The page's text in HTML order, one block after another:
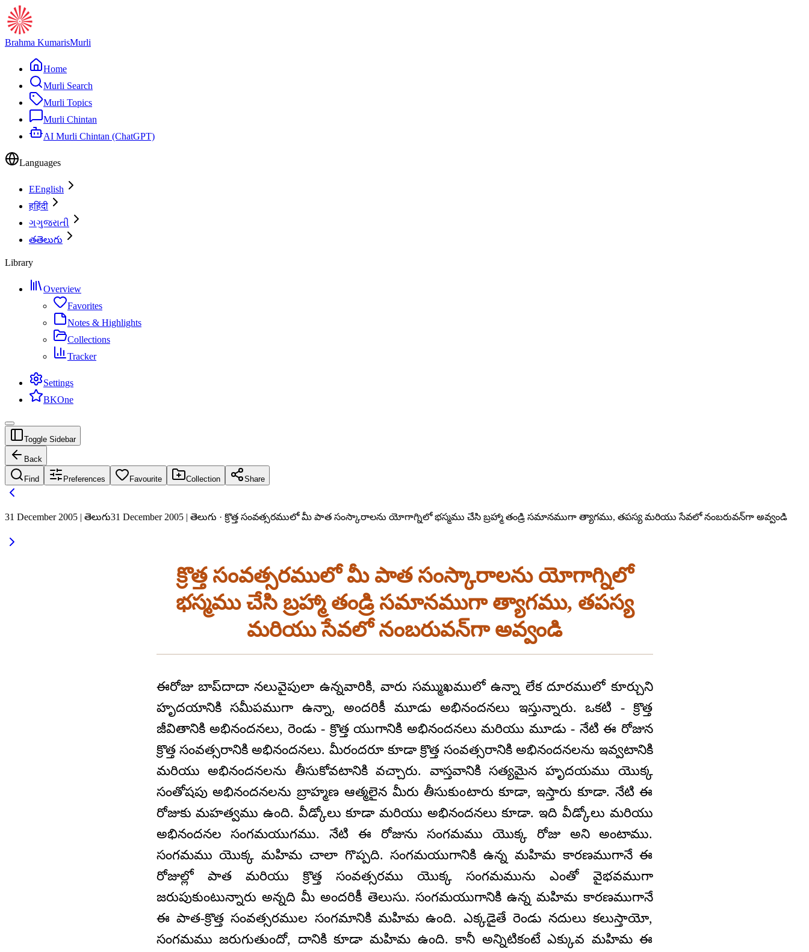
Brahma KumarisMurli
Home
Murli Search
Murli Topics
Murli Chintan
AI Murli Chintan (ChatGPT)
Languages
EEnglish
हहिंदी
ગગુજરાતી
తతెలుగు
Library
Overview
Favorites
Notes & Highlights
Collections
Tracker
Settings
BKOne
Toggle Sidebar
Back
Find Preferences Favourite Collection Share
31 December 2005 | తెలుగు31 December 2005 | తెలుగు · క్రొత్త సంవత్సరములో మీ పాత సంస్కారాలను యోగాగ్నిలో భస్మము చేసి బ్రహ్మా తండ్రి సమానముగా త్యాగము, తపస్య మరియు సేవలో నంబరువన్‌గా అవ్వండి
క్రొత్త సంవత్సరములో మీ పాత సంస్కారాలను యోగాగ్నిలో
భస్మము చేసి బ్రహ్మా తండ్రి సమానముగా త్యాగము, తపస్య
మరియు సేవలో నంబరువన్‌గా అవ్వండి
ఈరోజు బాప్‌దాదా నలువైపులా ఉన్నవారికి, వారు సమ్ముఖములో ఉన్నా లేక దూరములో కూర్చుని
హృదయానికి సమీపముగా ఉన్నా, అందరికీ మూడు అభినందనలు ఇస్తున్నారు. ఒకటి - క్రొత్త
జీవితానికి అభినందనలు, రెండు - క్రొత్త యుగానికి అభినందనలు మరియు మూడు - నేటి ఈ రోజున
క్రొత్త సంవత్సరానికి అభినందనలు. మీరందరూ కూడా క్రొత్త సంవత్సరానికి అభినందనలను ఇవ్వటానికి
మరియు అభినందనలను తీసుకోవటానికి వచ్చారు. వాస్తవానికి సత్యమైన హృదయము యొక్క
సంతోషపు అభినందనలను బ్రాహ్మణ ఆత్మలైన మీరు తీసుకుంటారు కూడా, ఇస్తారు కూడా. నేటి ఈ
రోజుకు మహత్వము ఉంది. వీడ్కోలు కూడా మరియు అభినందనలు కూడా. ఇది వీడ్కోలు మరియు
అభినందనల సంగమయుగము. నేటి ఈ రోజును సంగమము యొక్క రోజు అని అంటాము.
సంగమము యొక్క మహిమ చాలా గొప్పది. సంగమయుగానికి ఉన్న మహిమ కారణముగానే ఈ
రోజుల్లో పాత మరియు క్రొత్త సంవత్సరము యొక్క సంగమమును ఎంతో వైభవముగా
జరుపుకుంటున్నారు అన్నది మీ అందరికీ తెలుసు. సంగమయుగానికి ఉన్న మహిమ కారణముగానే
ఈ పాత-క్రొత్త సంవత్సరముల సంగమానికి మహిమ ఉంది. ఎక్కడైతే రెండు నదులు కలుస్తాయో,
సంగమము జరుగుతుందో, దానికి కూడా మహిమ ఉంది. కానీ అన్నిటికంటే ఎక్కువ మహిమ ఈ